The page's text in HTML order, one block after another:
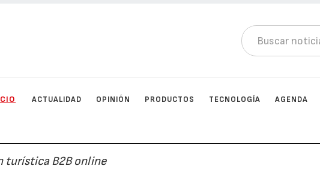
ACTUALIDAD OPINIÓN PRODUCTOS TECNOLOGÍA AGENDA
turística B2B online